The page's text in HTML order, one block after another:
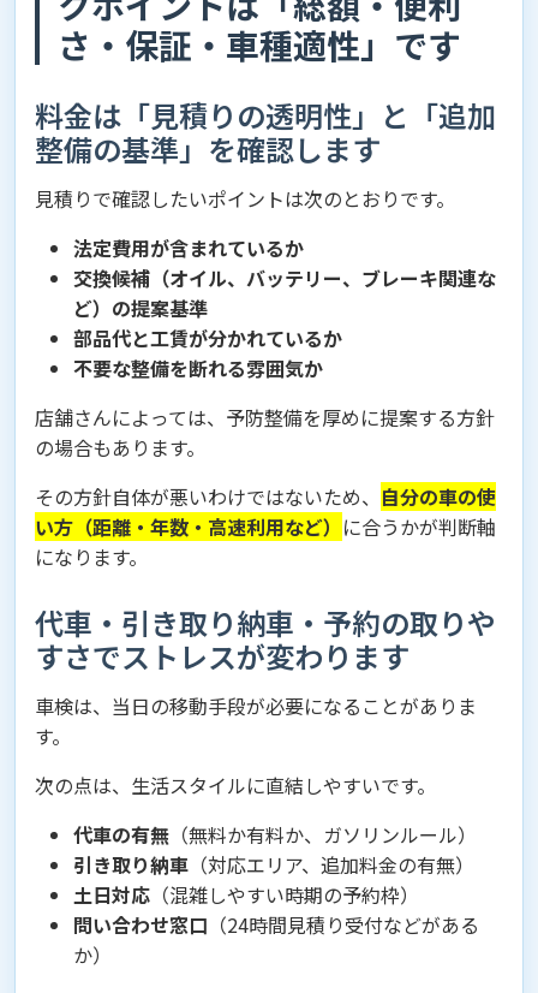
さ・保証・車種適性」です
料金は「見積りの透明性」と「追加
整備の基準」を確認します
見積りで確認したいポイントは次のとおりです。
法定費用が含まれているか
交換候補（オイル、バッテリー、ブレーキ関連な
ど）の提案基準
部品代と工賃が分かれているか
不要な整備を断れる雰囲気か
店舗さんによっては、予防整備を厚めに提案する方針
の場合もあります。
その方針自体が悪いわけではないため、 自分の車の使
い方（距離・年数・高速利用など） に合うかが判断軸
になります。
代車・引き取り納車・予約の取りや
すさでストレスが変わります
車検は、当日の移動手段が必要になることがありま
す。
次の点は、生活スタイルに直結しやすいです。
代車の有無 （無料か有料か、ガソリンルール）
引き取り納車 （対応エリア、追加料金の有無）
土日対応 （混雑しやすい時期の予約枠）
問い合わせ窓口 （24時間見積り受付などがある
か）